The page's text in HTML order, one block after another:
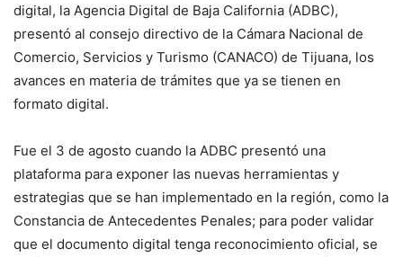
digital, la Agencia Digital de Baja California (ADBC),
presentó al consejo directivo de la Cámara Nacional de
Comercio, Servicios y Turismo (CANACO) de Tijuana, los
avances en materia de trámites que ya se tienen en
formato digital.
Fue el 3 de agosto cuando la ADBC presentó una
plataforma para exponer las nuevas herramientas y
estrategias que se han implementado en la región, como la
Constancia de Antecedentes Penales; para poder validar
que el documento digital tenga reconocimiento oficial, se